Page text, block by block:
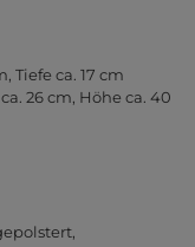
Tiefe ca. 17 cm
26 cm, Höhe ca. 40